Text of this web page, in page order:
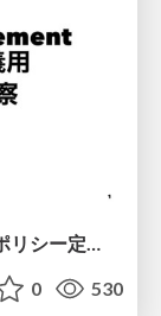
Configuration Managementツールのポリシー定義用中間言語に関する考察/Considerations about an intermediate language of configuration management tools
0 530